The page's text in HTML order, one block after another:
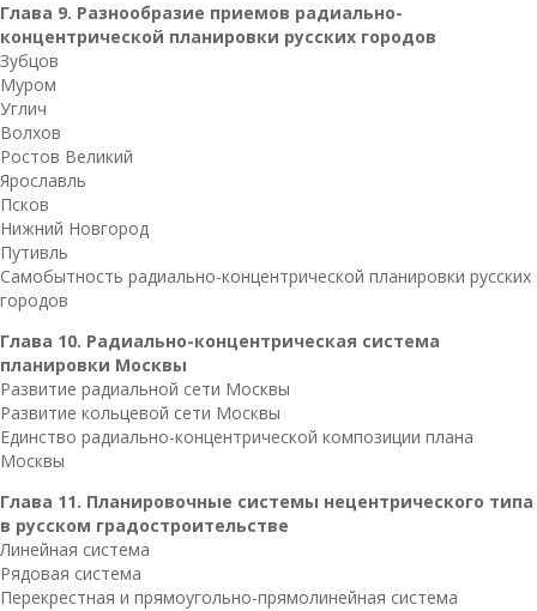
Глава 9. Разнообразие приемов радиально-
концентрической планировки русских городов
Зубцов
Муром
Углич
Волхов
Ростов Великий
Ярославль
Псков
Нижний Новгород
Путивль
Самобытность радиально-концентрической планировки русских
городов
Глава 10. Радиально-концентрическая система
планировки Москвы
Развитие радиальной сети Москвы
Развитие кольцевой сети Москвы
Единство радиально-концентрической композиции плана
Москвы
Глава 11. Планировочные системы нецентрического типа
в русском градостроительстве
Линейная система
Рядовая система
Перекрестная и прямоугольно-прямолинейная система